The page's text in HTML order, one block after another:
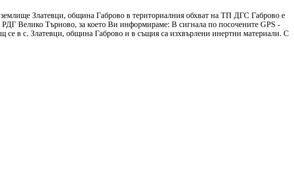
Златевци, община Габрово в териториалния обхват на ТП ДГС Габрово е
Велико Търново, за което Ви информираме: В сигнала по посочените GPS -
се в с. Златевци, община Габрово и в същия са изхвърлени инертни материали. С